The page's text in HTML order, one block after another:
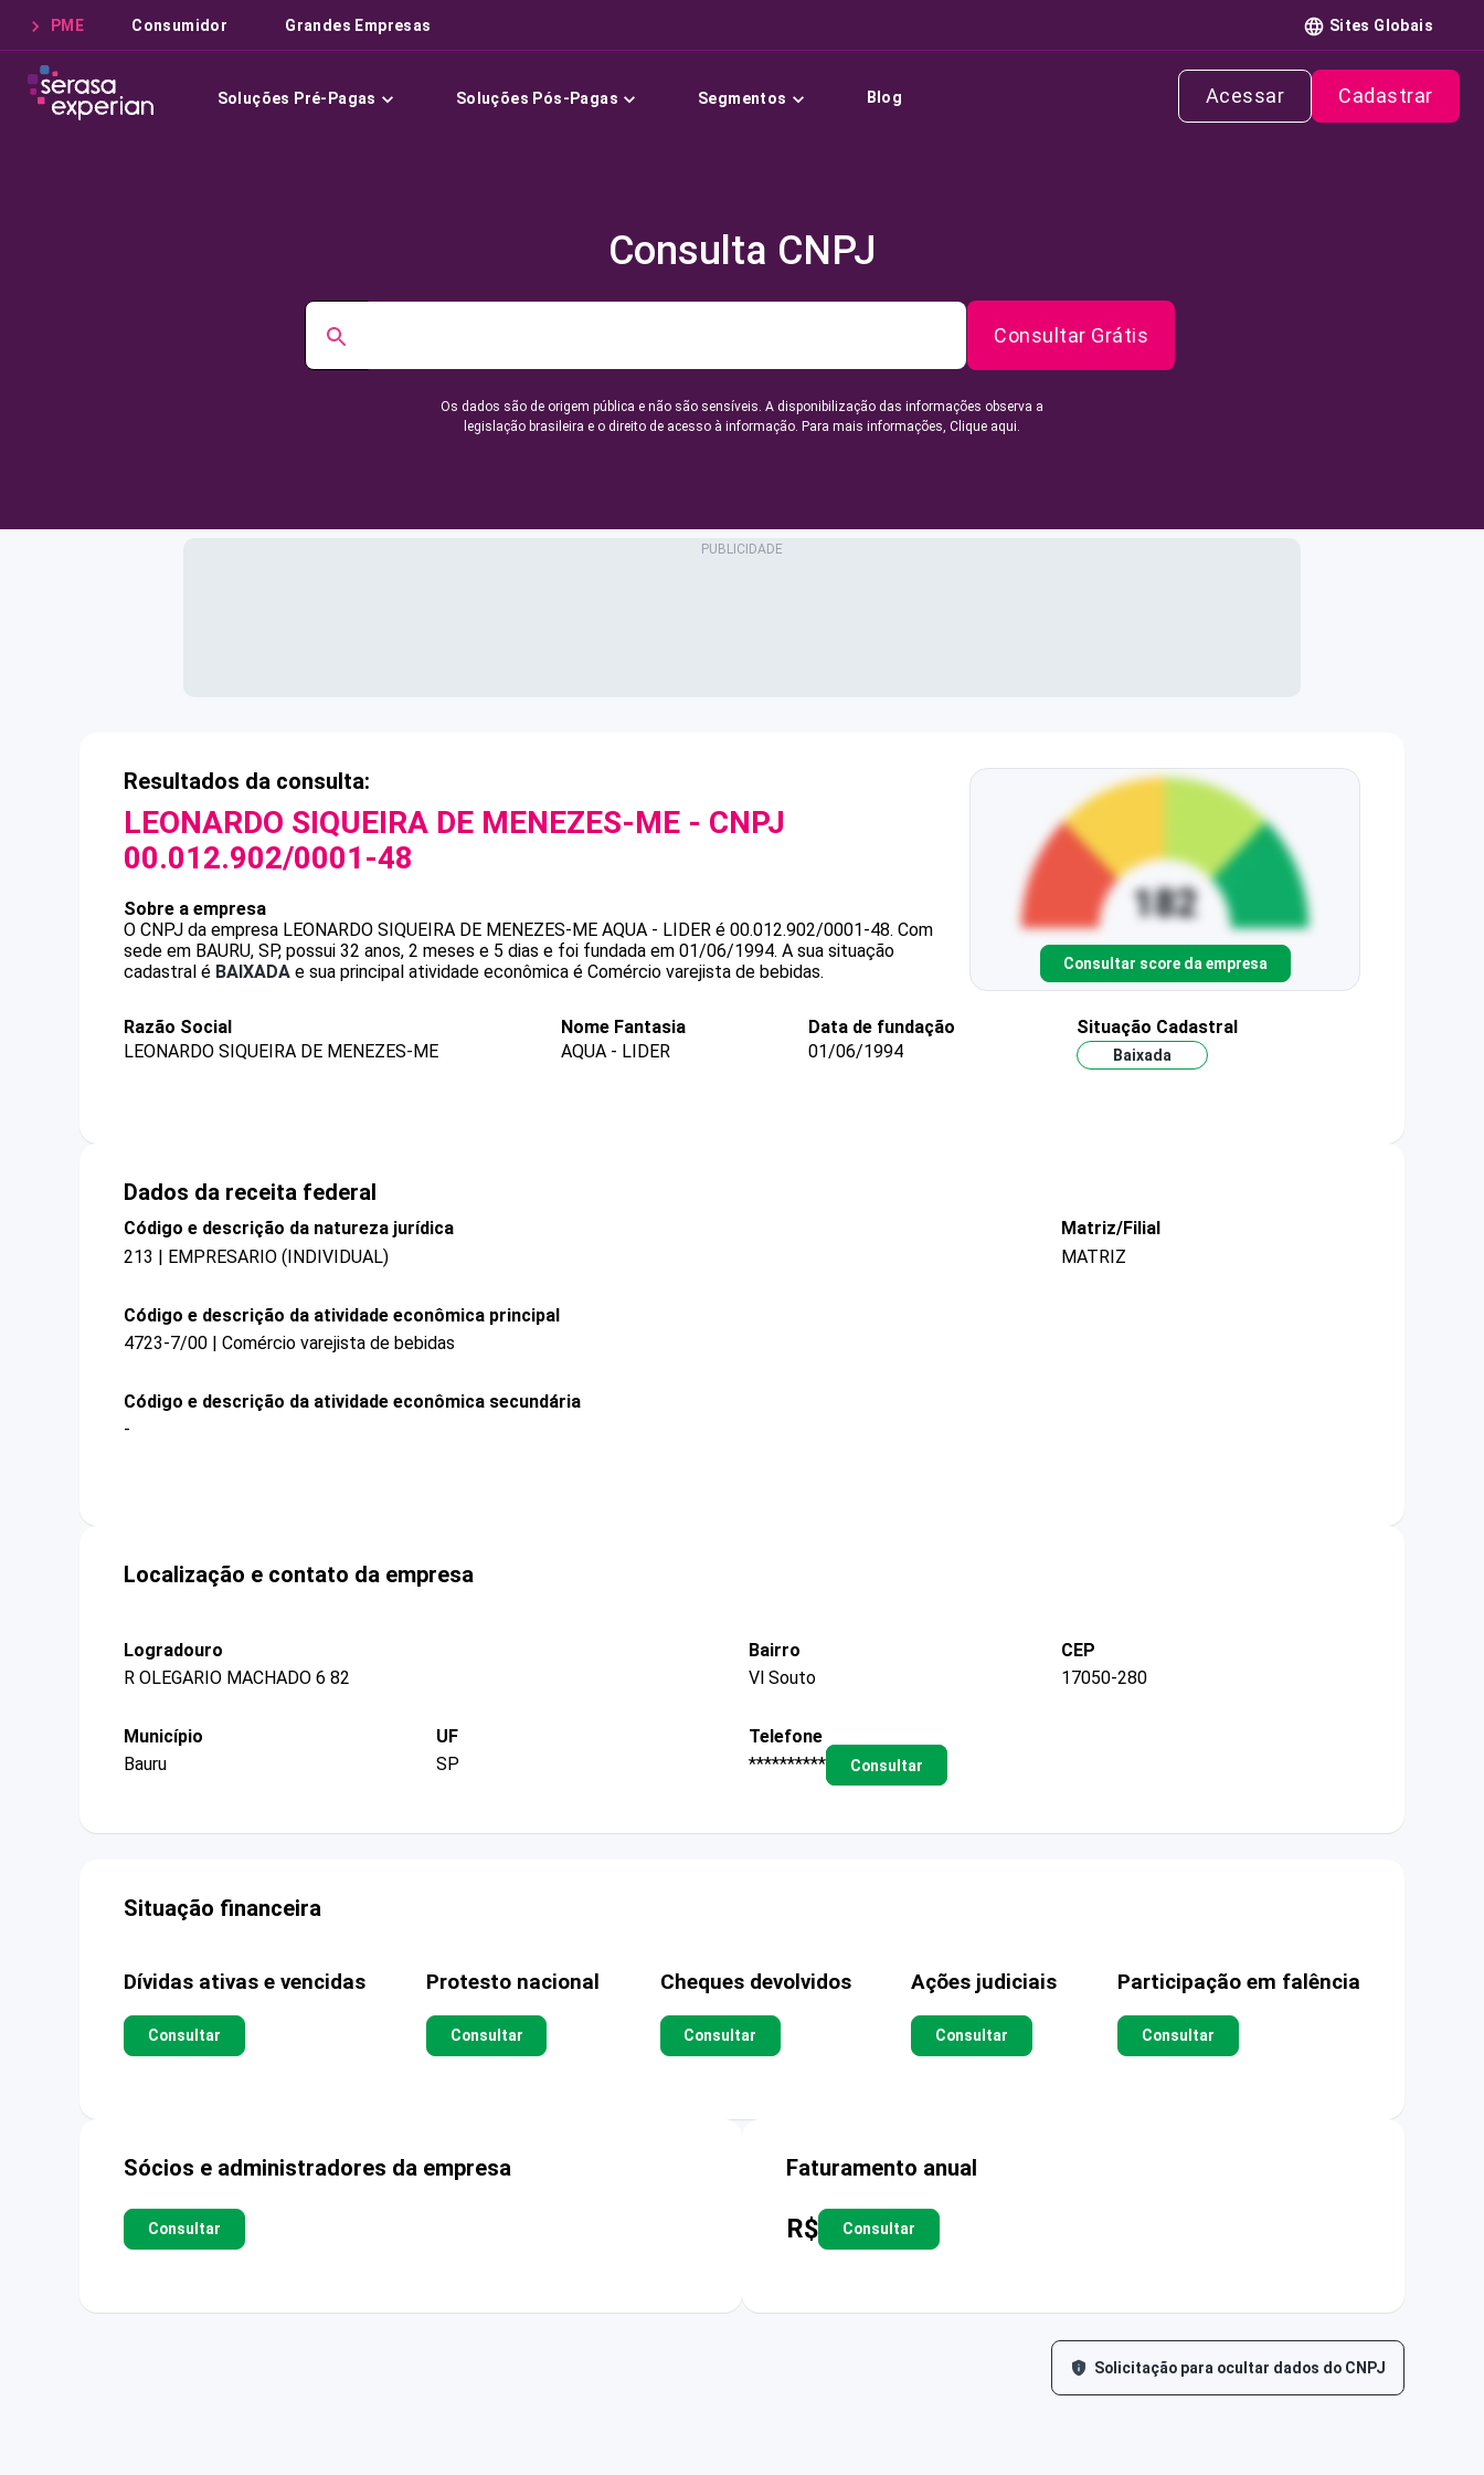
PME Consumidor Grandes Empresas Sites Globais
Soluções Pré-Pagas Soluções Pós-Pagas Segmentos Blog Acessar Cadastrar
Consulta CNPJ
Consultar Grátis
Os dados são de origem pública e não são sensíveis. A disponibilização das informações observa a
legislação brasileira e o direito de acesso à informação. Para mais informações, Clique aqui.
Resultados da consulta:
LEONARDO SIQUEIRA DE MENEZES-ME - CNPJ
00.012.902/0001-48
Sobre a empresa
O CNPJ da empresa LEONARDO SIQUEIRA DE MENEZES-ME AQUA - LIDER é 00.012.902/0001-48. Com
sede em BAURU, SP, possui 32 anos, 2 meses e 5 dias e foi fundada em 01/06/1994. A sua situação
cadastral é BAIXADA e sua principal atividade econômica é Comércio varejista de bebidas. Consultar score da empresa
Razão Social
LEONARDO SIQUEIRA DE MENEZES-ME
Nome Fantasia
AQUA - LIDER
Data de fundação
01/06/1994
Situação Cadastral
Baixada
Dados da receita federal
Código e descrição da natureza jurídica
213 | EMPRESARIO (INDIVIDUAL)
Matriz/Filial
MATRIZ
Código e descrição da atividade econômica principal
4723-7/00 | Comércio varejista de bebidas
Código e descrição da atividade econômica secundária
-
Localização e contato da empresa
Logradouro
R OLEGARIO MACHADO 6 82
Bairro
Vl Souto
CEP
17050-280
Município
Bauru
UF
SP
Telefone
**********
Consultar
Situação financeira
Dívidas ativas e vencidas
Consultar
Protesto nacional
Consultar
Cheques devolvidos
Consultar
Ações judiciais
Consultar
Participação em falência
Consultar
Sócios e administradores da empresa
Consultar
Faturamento anual
R$ Consultar
Solicitação para ocultar dados do CNPJ